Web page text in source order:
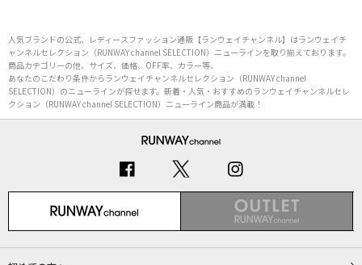
人気ブランドの公式、レディースファッション通販【ランウェイチャンネル】はランウェイチ
ャンネルセレクション（RUNWAY channel SELECTION）ニューラインを取り揃えております。
商品カテゴリーの他、サイズ、価格、OFF率、カラー等、
あなたのこだわり条件からランウェイチャンネルセレクション（RUNWAY channel
SELECTION）のニューラインが探せます。新着・人気・おすすめのランウェイチャンネルセレ
クション（RUNWAY channel SELECTION）ニューライン商品が満載！